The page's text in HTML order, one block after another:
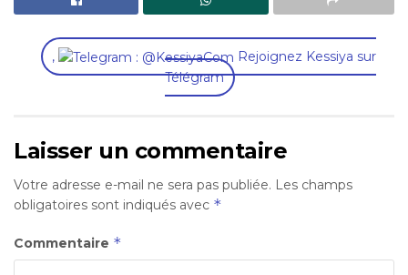
,
Rejoignez Kessiya sur
Télégram
Laisser un commentaire
Votre adresse e-mail ne sera pas publiée. Les champs
obligatoires sont indiqués avec *
Commentaire *